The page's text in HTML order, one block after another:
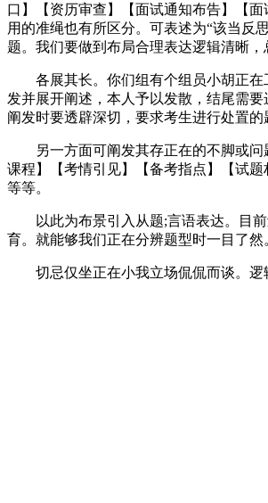
口】【资历审查】【面试通知布告】【
用的准绳也有所区分。可表述为“该当反
题。我们要做到布局合理表达逻辑清晰
各展其长。你们组有个组员小胡正在
发并展开阐述，本人予以发散，结尾需
阐发时要透辟深切，要求考生进行处置的
另一方面可阐发其存正在的不脚或问
课程】【考情引见】【备考指点】【试
等等。
以此为布景引入从题;言语表达。目前
育。就能够我们正在分辨题型时一目了
切忌仅坐正在小我立场侃侃而谈。逻